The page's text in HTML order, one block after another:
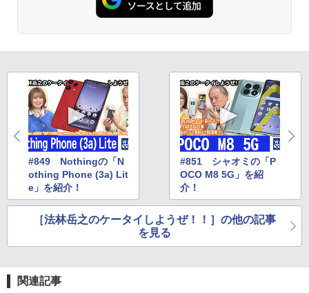
#849 Nothingの「N
othing Phone (3a) Lit
e」を紹介！
#851 シャオミの「P
OCO M8 5G」を紹
介！
［法林岳之のケータイしようぜ！！］の他の記事
を見る
関連記事